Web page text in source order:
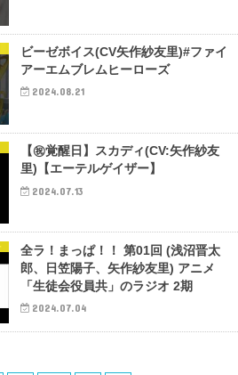
ビーゼボイス(CV矢作紗友里)#ファイ
アーエムブレムヒーローズ
2024.08.21
【㊗覚醒日】スカディ(CV:矢作紗友
里)【エーテルゲイザー】
2024.07.13
全ラ！まっぱ！！ 第01回 (浅沼晋太
郎、日笠陽子、矢作紗友里) アニメ
「生徒会役員共」のラジオ 2期
2024.07.04